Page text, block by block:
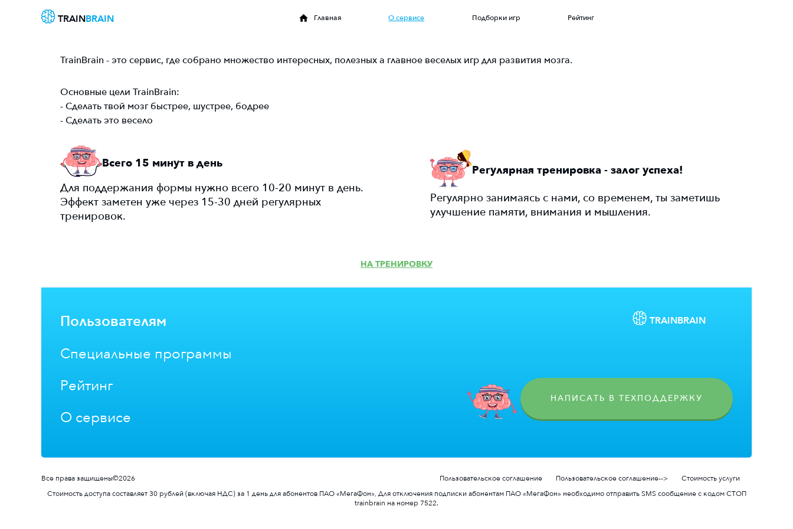
TRAINBRAIN Главная О сервисе Подборки игр Рейтинг
TrainBrain - это сервис, где собрано множество интересных, полезных а главное веселых игр для развития мозга.
Основные цели TrainBrain:
- Сделать твой мозг быстрее, шустрее, бодрее
- Сделать это весело
Всего 15 минут в день
Для поддержания формы нужно всего 10-20 минут в день.
Эффект заметен уже через 15-30 дней регулярных
тренировок.
Регулярная тренировка - залог успеха!
Регулярно занимаясь с нами, со временем, ты заметишь
улучшение памяти, внимания и мышления.
НА ТРЕНИРОВКУ
Пользователям
Специальные программы
Рейтинг
О сервисе
TRAINBRAIN
НАПИСАТЬ В ТЕХПОДДЕРЖКУ
Все права защищены©2026 Пользовательское соглашение Пользовательское соглашение-->
Стоимость услуги
Стоимость доступа составляет 30 рублей (включая НДС) за 1 день для абонентов ПАО «МегаФон», Для отключения подписки абонентам ПАО «МегаФон» необходимо отправить SMS сообщение с кодом СТОП
trainbrain на номер 7522.